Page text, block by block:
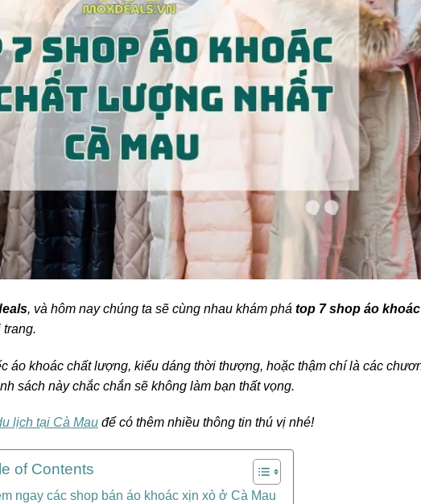
, và hôm nay chúng ta sẽ cùng nhau khám phá top 7 shop áo khoác
áo khoác chất lượng, kiểu dáng thời thượng, hoặc thậm chí là các
sách này chắc chắn sẽ không làm bạn thất vọng.
lịch tại Cà Mau để có thêm nhiều thông tin thú vị nhé!
of Contents
ngay các shop bán áo khoác xịn xò ở Cà Mau